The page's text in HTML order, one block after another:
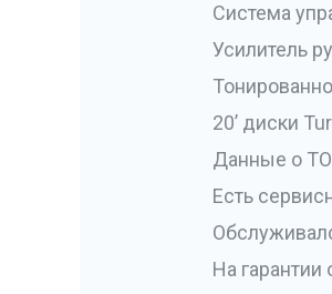
Система
Усилитель
20’ диски
Данные о
Есть
На